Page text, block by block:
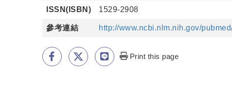
ISSN(ISBN) 1529-2908
參考連結 http://www.ncbi.nlm.nih.gov/
Print this page